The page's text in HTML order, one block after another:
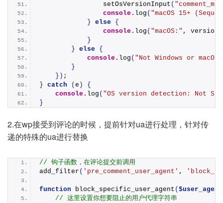
setOsVersionInput (
console . log ( "macOS 15+
} else {
console . log ( "macOS:" ,
}
} else {
console . log ( "Not Windows or
}
} ) ;
} catch ( e )
{
console . log ( "OS version detection: Not
}
2.在wp接受到评论的时候，提前针对ua进行处理，针对传
递的特殊的ua进行替换
// 钩子函数，在评论提交前调用
add_filter ( 'pre_comment_user_agent' ,
function block_specific_user_agent ( $user_agent
// 这里设置你想要阻止的用户代理字符串